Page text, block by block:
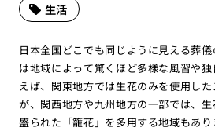
生活
日本全国どこでも同じように見える葬
は地域によって驚くほど多様な風習や
えば、関東地方では生花のみを使用し
が、関西地方や九州地方の一部では、
盛られた「籠花」を多用する地域もあ